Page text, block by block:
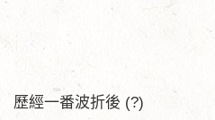
歷經一番波折後 (?)